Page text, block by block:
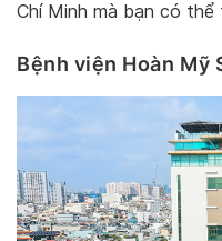
Chí Minh mà bạn có thể
Bệnh viện Hoàn Mỹ